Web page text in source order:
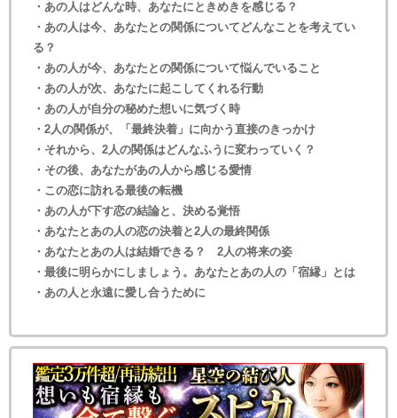
・あの人はどんな時、あなたにときめきを感じる？
・あの人は今、あなたとの関係についてどんなことを考えてい
る？
・あの人が今、あなたとの関係について悩んでいること
・あの人が次、あなたに起こしてくれる行動
・あの人が自分の秘めた想いに気づく時
・2人の関係が、「最終決着」に向かう直接のきっかけ
・それから、2人の関係はどんなふうに変わっていく？
・その後、あなたがあの人から感じる愛情
・この恋に訪れる最後の転機
・あの人が下す恋の結論と、決める覚悟
・あなたとあの人の恋の決着と2人の最終関係
・あなたとあの人は結婚できる？ 2人の将来の姿
・最後に明らかにしましょう。あなたとあの人の「宿縁」とは
・あの人と永遠に愛し合うために